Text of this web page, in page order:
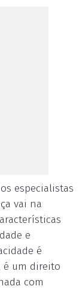
especialistas
vai na
e
é
é um direito
com